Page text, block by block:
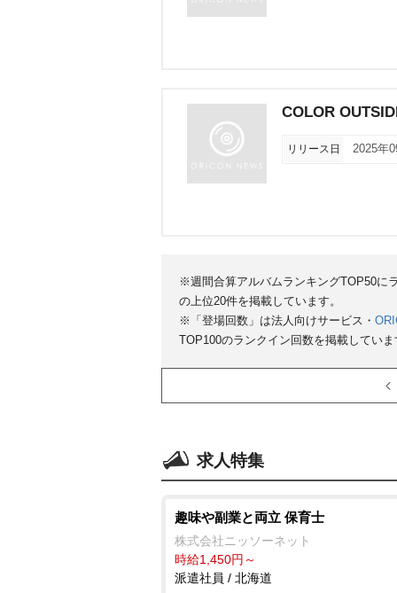
COLOR
リリース日 2025年
※週間合算アルバムランキングTOP50に
の上位20件を掲載しています。
※「登場回数」は法人向けサービス・
TOP100のランクイン回数を掲載していま
求人特集
趣味や副業と両立 保育士
株式会社ニッソーネット
時給1,450円～
派遣社員 / 北海道